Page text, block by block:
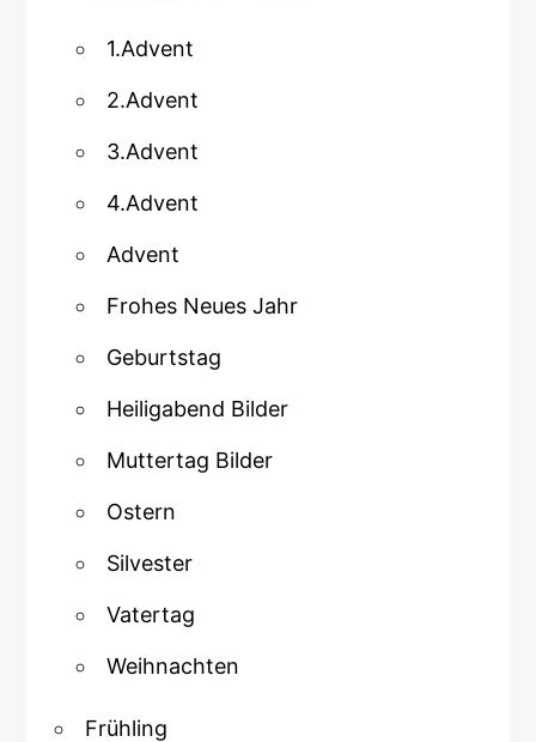
1.Advent
2.Advent
3.Advent
4.Advent
Advent
Frohes Neues Jahr
Geburtstag
Heiligabend Bilder
Muttertag Bilder
Ostern
Silvester
Vatertag
Weihnachten
Frühling